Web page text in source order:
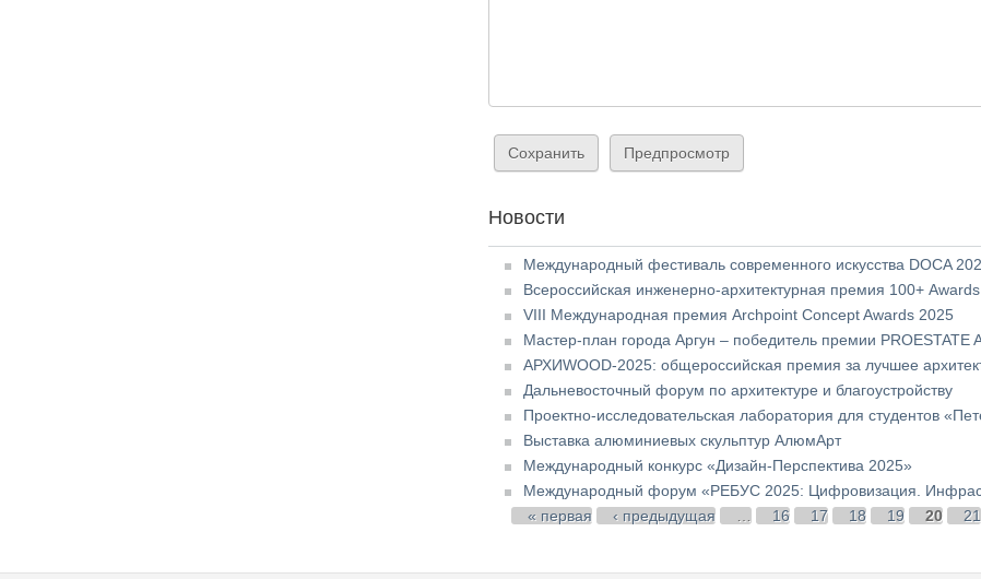
Новости
Международный фестиваль современного искусства DOCA
Всероссийская инженерно-архитектурная премия 100+
VIII Международная премия Archpoint Concept Awards 2025
Мастер-план города Аргун – победитель премии PROESTATE
АРХИWOOD-2025: общероссийская премия за лучшее
Дальневосточный форум по архитектуре и благоустройству
Проектно-исследовательская лаборатория для студентов
Выставка алюминиевых скульптур АлюмАрт
Международный конкурс «Дизайн-Перспектива 2025»
Международный форум «РЕБУС 2025: Цифровизация.
Страницы
« первая ‹ предыдущая 16 17 18 19 20 21